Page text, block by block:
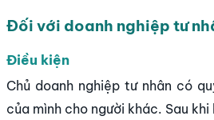
Đối với doanh nghiệp tư
Điều kiện
Chủ doanh nghiệp tư nhân có
của mình cho người khác. Sau